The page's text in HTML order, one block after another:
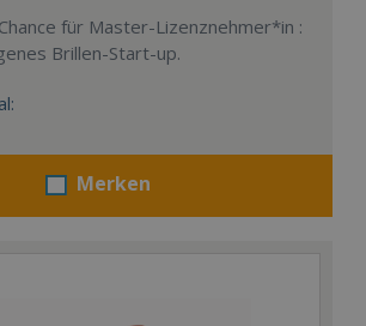
für Master-Lizenznehmer*in :
Brillen-Start-up.
Merken